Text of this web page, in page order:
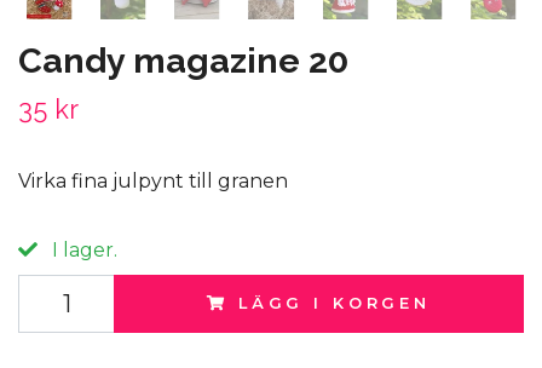
Candy magazine 20
35 kr
Virka fina julpynt till granen
I lager.
LÄGG I KORGEN